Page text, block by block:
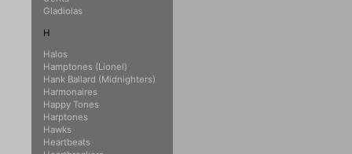
Gladiolas
H
Halos
Hamptones (Lionel)
Hank Ballard (Midnighters)
Harmonaires
Happy Tones
Harptones
Hawks
Heartbeats